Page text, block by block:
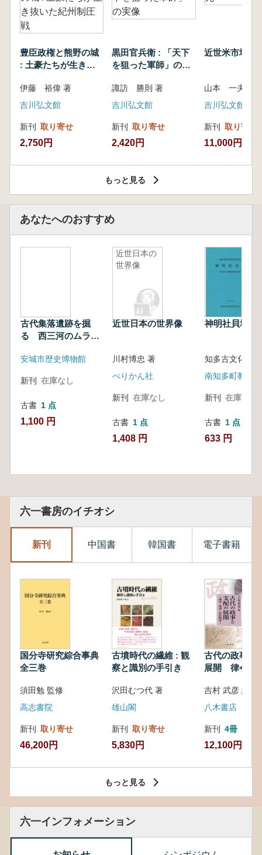
豊臣政権と熊野の城
: 土豪たちが生き抜
伊藤 裕偉 著
吉川弘文館
新刊 取り寄せ
2,750円
黒田官兵衛 : 「天下
を狙った軍師」の実
諏訪 勝則 著
吉川弘文館
新刊 取り寄せ
2,420円
近世米市場の
山本 一夫
吉川弘文館
新刊 取り寄せ
11,000円
もっと見る
あなたへのおすすめ
古代集落遺跡を掘
る 西三河のムラと
安城市歴史博物館
新刊 在庫なし
古書 1 点
1,100 円
近世日本の
世界像
近世日本の世界像
川村博忠 著
ぺりかん社
新刊 在庫なし
古書 1 点
1,408 円
神明社貝塚
南知多町教育
新刊 在庫なし
古書 1 点
633 円
六一書房のイチオシ
新刊 中国書 韓国書 電子書籍
国分寺研究綜合事典
全三巻
須田勉 監修
高志書院
新刊 取り寄せ
46,200円
古墳時代の繊維 : 観
察と識別の手引き
沢田むつ代 著
雄山閣
新刊 取り寄せ
5,830円
古代の政事と
展開 律令・
吉村 武彦 編集
八木書店
新刊 4冊
12,100円
もっと見る
六一インフォメーション